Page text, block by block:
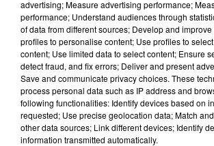
Jim Bauer, Arthur et Tarik
advertising; Measure advertising performance;
performance; Understand audiences through
of data from different sources; Develop and
profiles to personalise content; Use profiles to
content; Use limited data to select content; Ensure
detect fraud, and fix errors; Deliver and present
Save and communicate privacy choices. These
process personal data such as IP address and
following functionalities: Identify devices based on
requested; Use precise geolocation data; Match
other data sources; Link different devices; Identify
information transmitted automatically.